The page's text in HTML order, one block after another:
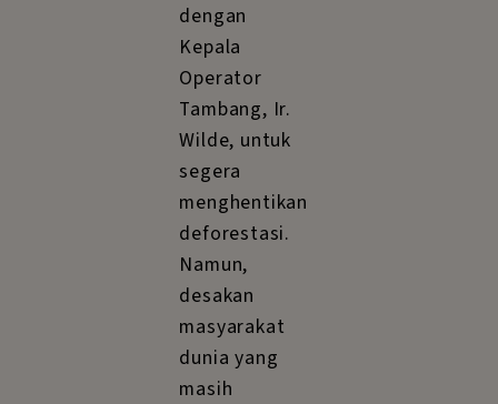
dengan
Kepala
Operator
Tambang, Ir.
Wilde, untuk
segera
menghentikan
deforestasi.
Namun,
desakan
masyarakat
dunia yang
masih